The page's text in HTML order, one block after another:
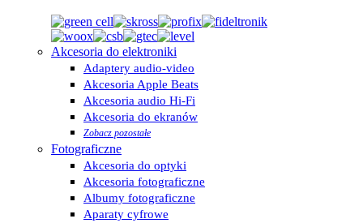
Akcesoria do elektroniki
Adaptery audio-video
Akcesoria Apple Beats
Akcesoria audio Hi-Fi
Akcesoria do ekranów
Zobacz pozostałe
Fotograficzne
Akcesoria do optyki
Akcesoria fotograficzne
Albumy fotograficzne
Aparaty cyfrowe